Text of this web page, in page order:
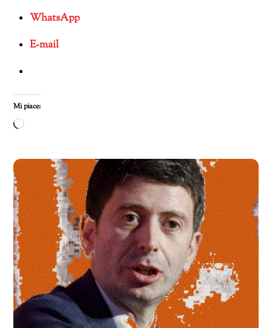
WhatsApp
E-mail
Mi piace:
Caricamento
corso…